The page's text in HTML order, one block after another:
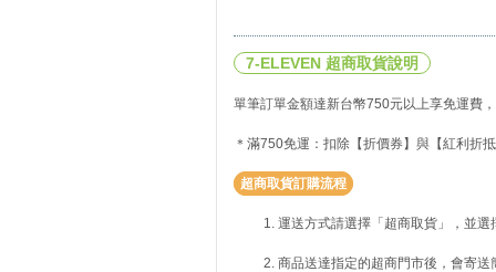
7-ELEVEN 超商取貨說明
單筆訂單金額達新台幣750元以上享免運費
＊滿750免運：扣除【折價券】與【紅利折
超商取貨訂購流程
運送方式請選擇「超商取貨」，並
商品送達指定的超商門市後，會寄